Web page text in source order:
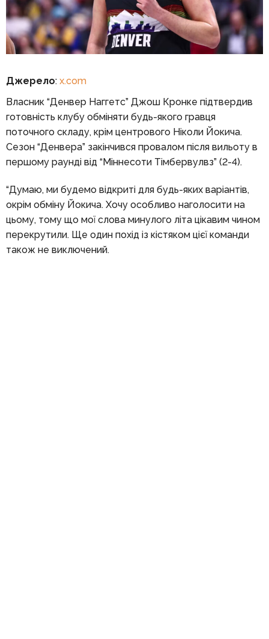
Джерело: x.com
Власник “Денвер Наггетс” Джош Кронке підтвердив
готовність клубу обміняти будь-якого гравця
поточного складу, крім центрового Ніколи Йокича.
Сезон “Денвера” закінчився провалом після вильоту в
першому раунді від “Міннесоти Тімбервулвз” (2-4).
“Думаю, ми будемо відкриті для будь-яких варіантів,
окрім обміну Йокича. Хочу особливо наголосити на
цьому, тому що мої слова минулого літа цікавим чином
перекрутили. Ще один похід із кістяком цієї команди
також не виключений.